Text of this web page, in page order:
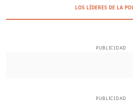
LOS LÍDERES DE LA
PUBLICIDAD
PUBLICIDAD